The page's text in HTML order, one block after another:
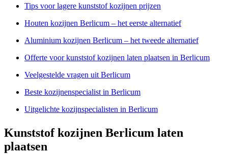
Tips voor lagere kunststof kozijnen prijzen
Houten kozijnen Berlicum – het eerste alternatief
Aluminium kozijnen Berlicum – het tweede alternatief
Offerte voor kunststof kozijnen laten plaatsen in Berlicum
Veelgestelde vragen uit Berlicum
Beste kozijnenspecialist in Berlicum
Uitgelichte kozijnspecialisten in Berlicum
Kunststof kozijnen Berlicum laten
plaatsen